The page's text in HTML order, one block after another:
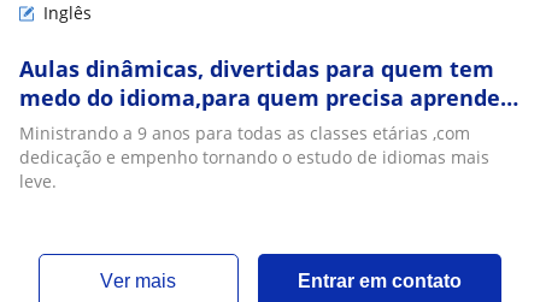
Inglês
Aulas dinâmicas, divertidas para quem tem
medo do idioma,para quem precisa aprender
mas tem medo
Ministrando a 9 anos para todas as classes etárias ,com
dedicação e empenho tornando o estudo de idiomas mais
leve.
ver mais Entrar em contato